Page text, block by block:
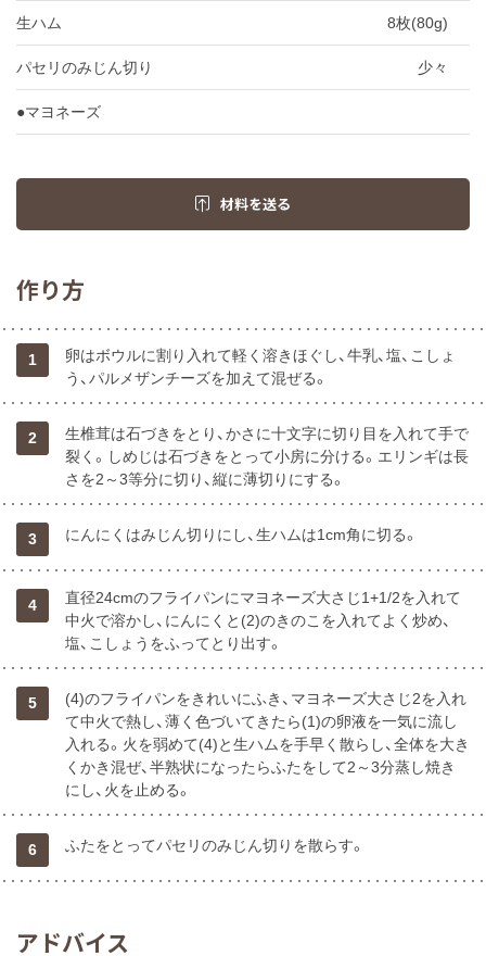
生ハム 8枚(80g)
パセリのみじん切り 少々
●マヨネーズ
材料を送る
作り方
1
卵はボウルに割り入れて軽く溶きほぐし、牛乳、塩、こしょ
う、パルメザンチーズを加えて混ぜる。
2
生椎茸は石づきをとり、かさに十文字に切り目を入れて手で
裂く。しめじは石づきをとって小房に分ける。エリンギは長
さを2～3等分に切り、縦に薄切りにする。
3 にんにくはみじん切りにし、生ハムは1cm角に切る。
4
直径24cmのフライパンにマヨネーズ大さじ1+1/2を入れて
中火で溶かし、にんにくと(2)のきのこを入れてよく炒め、
塩、こしょうをふってとり出す。
5
(4)のフライパンをきれいにふき、マヨネーズ大さじ2を入れ
て中火で熱し、薄く色づいてきたら(1)の卵液を一気に流し
入れる。火を弱めて(4)と生ハムを手早く散らし、全体を大き
くかき混ぜ、半熟状になったらふたをして2～3分蒸し焼き
にし、火を止める。
6 ふたをとってパセリのみじん切りを散らす。
アドバイス